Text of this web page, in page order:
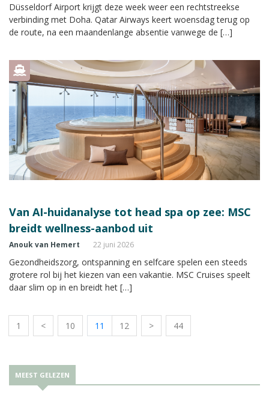
Düsseldorf Airport krijgt deze week weer een rechtstreekse
verbinding met Doha. Qatar Airways keert woensdag terug op
de route, na een maandenlange absentie vanwege de […]
Van AI-huidanalyse tot head spa op zee: MSC
breidt wellness-aanbod uit
Anouk van Hemert 22 juni 2026
Gezondheidszorg, ontspanning en selfcare spelen een steeds
grotere rol bij het kiezen van een vakantie. MSC Cruises speelt
daar slim op in en breidt het […]
1 < 10 11 12 > 44
MEEST GELEZEN